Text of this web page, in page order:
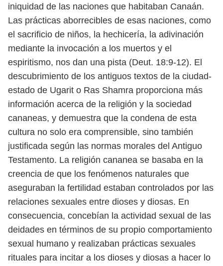
iniquidad de las naciones que habitaban Canaán.
Las prácticas aborrecibles de esas naciones, como
el sacrificio de niños, la hechicería, la adivinación
mediante la invocación a los muertos y el
espiritismo, nos dan una pista (Deut. 18:9-12). El
descubrimiento de los antiguos textos de la ciudad-
estado de Ugarit o Ras Shamra proporciona más
información acerca de la religión y la sociedad
cananeas, y demuestra que la condena de esta
cultura no solo era comprensible, sino también
justificada según las normas morales del Antiguo
Testamento. La religión cananea se basaba en la
creencia de que los fenómenos naturales que
aseguraban la fertilidad estaban controlados por las
relaciones sexua les entre dioses y diosas. En
consecuencia, concebían la actividad sexual de las
deidades en términos de su propio comportamiento
sexual humano y realizaban prácticas sexuales
rituales para incitar a los dioses y diosas a hacer lo